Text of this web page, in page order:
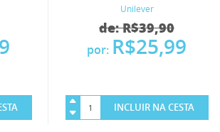
Unilever
de: R$39,90
por: R$25,99
INCLUIR NA CESTA